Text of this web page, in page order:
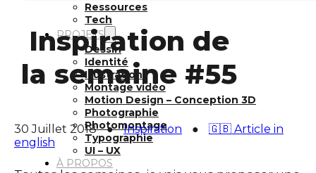
Ressources
Tech
PROJETS
Dessin
Identité
Illustration
Montage vidéo
Motion Design – Conception 3D
Photographie
Photomontage
Typographie
UI – UX
À PROPOS
Inspiration de
la semaine #55
30 Juillet 2018 ● Inspiration ●
🇬🇧 Article in
english